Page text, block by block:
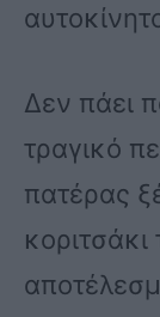
Δεν πάει
τραγικό
πατέρας